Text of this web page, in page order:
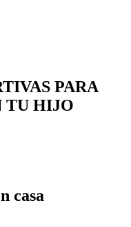
PARA
TU HIJO
casa